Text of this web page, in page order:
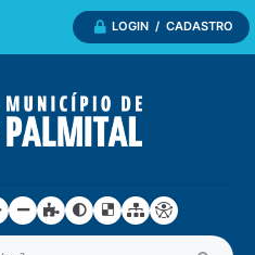
LOGIN / CADASTRO